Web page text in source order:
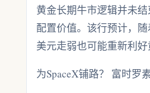
黄金长期牛市逻辑并未
配置价值。该行预计，
美元走弱也可能重新利好
为SpaceX铺路？ 富时罗